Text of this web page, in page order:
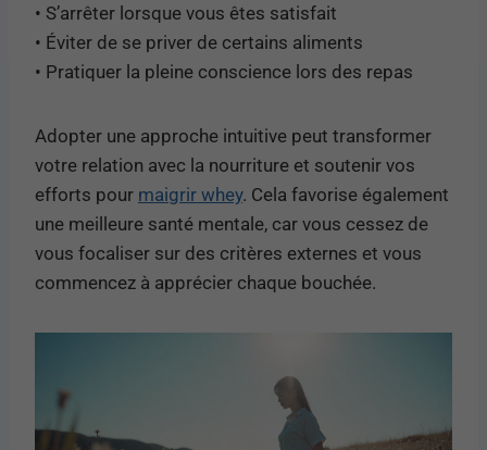
• S’arrêter lorsque vous êtes satisfait
• Éviter de se priver de certains aliments
• Pratiquer la pleine conscience lors des repas
Adopter une approche intuitive peut transformer
votre relation avec la nourriture et soutenir vos
efforts pour maigrir whey. Cela favorise également
une meilleure santé mentale, car vous cessez de
vous focaliser sur des critères externes et vous
commencez à apprécier chaque bouchée.